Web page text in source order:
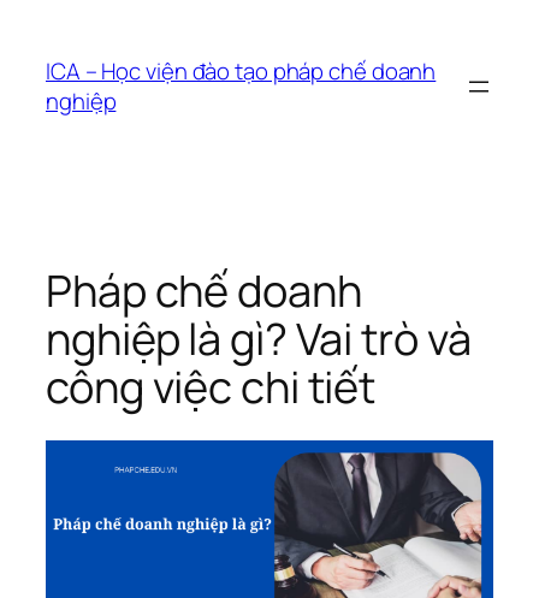
phầnICA – Học viện đào tạo pháp chế doanh
nghiệp
Pháp chế doanh
nghiệp là gì? Vai trò và
công việc chi tiết